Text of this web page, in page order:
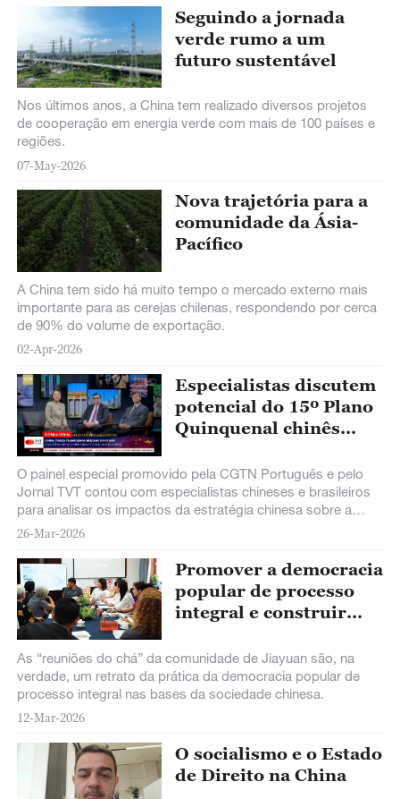
Seguindo a jornada
verde rumo a um
futuro sustentável
Nos últimos anos, a China tem realizado diversos projetos
de cooperação em energia verde com mais de 100 países e
regiões.
07-May-2026
Nova trajetória para a
comunidade da Ásia-
Pacífico
A China tem sido há muito tempo o mercado externo mais
importante para as cerejas chilenas, respondendo por cerca
de 90% do volume de exportação.
02-Apr-2026
Especialistas discutem
potencial do 15º Plano
Quinquenal chinês
Brasil
O painel especial promovido pela CGTN Português e pelo
Jornal TVT contou com especialistas chineses e brasileiros
para analisar os impactos da estratégia chinesa sobre a
economia internacional. Com formulação e implementação
equilíbrio global de poder e abrindo uma janela de
oportunidade para os países da América Latina,
especialmente o Brasil.
26-Mar-2026
Promover a democracia
popular de processo
integral e construir
melhor no 15º Plano
Quinquenal
As “reuniões do chá” da comunidade de Jiayuan são, na
verdade, um retrato da prática da democracia popular de
processo integral nas bases da sociedade chinesa.
12-Mar-2026
O socialismo e o Estado
de Direito na China